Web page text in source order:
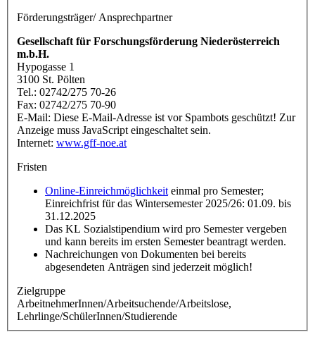
Förderungsträger/ Ansprechpartner
Gesellschaft für Forschungsförderung Niederösterreich
m.b.H.
Hypogasse 1
3100 St. Pölten
Tel.: 02742/275 70-26
Fax: 02742/275 70-90
E-Mail: Diese E-Mail-Adresse ist vor Spambots geschützt! Zur
Anzeige muss JavaScript eingeschaltet sein.
Internet: www.gff-noe.at
Fristen
Online-Einreichmöglichkeit einmal pro Semester;
Einreichfrist für das Wintersemester 2025/26: 01.09. bis
31.12.2025
Das KL Sozialstipendium wird pro Semester vergeben
und kann bereits im ersten Semester beantragt werden.
Nachreichungen von Dokumenten bei bereits
abgesendeten Anträgen sind jederzeit möglich!
Zielgruppe
ArbeitnehmerInnen/Arbeitsuchende/Arbeitslose,
Lehrlinge/SchülerInnen/Studierende